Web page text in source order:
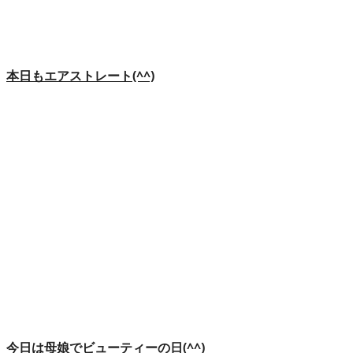
本日もエアストレート(^^)
今日は母娘でビューティーの日(^^)